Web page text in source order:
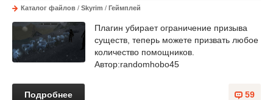
Каталог файлов / Skyrim / Геймплей
Плагин убирает ограничение призыва
существ, теперь можете призвать любое
количество помощников.
Автор:randomhobo45
59
Подробнее